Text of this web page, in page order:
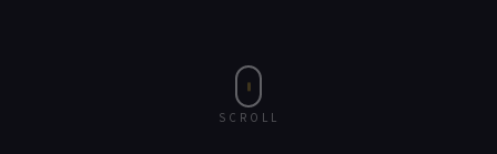
SCROLL